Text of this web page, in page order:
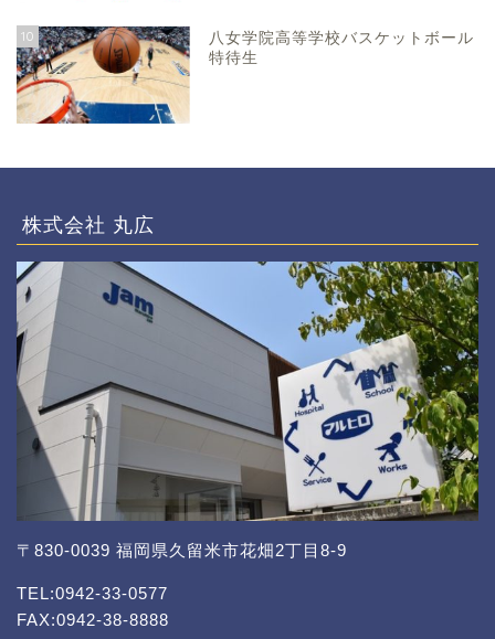
10
八女学院高等学校バスケットボール
特待生
株式会社 丸広
〒830-0039 福岡県久留米市花畑2丁目8-9
TEL:0942-33-0577
FAX:0942-38-8888